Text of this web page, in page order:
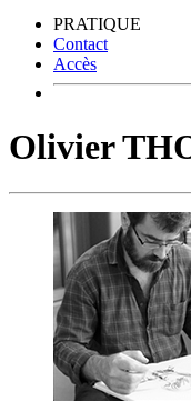
PRATIQUE
Contact
Accès
Olivier